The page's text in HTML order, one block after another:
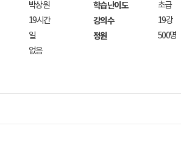
박상원 학습난이도 초급
19시간 강의수 19강
일 정원 500명
없음